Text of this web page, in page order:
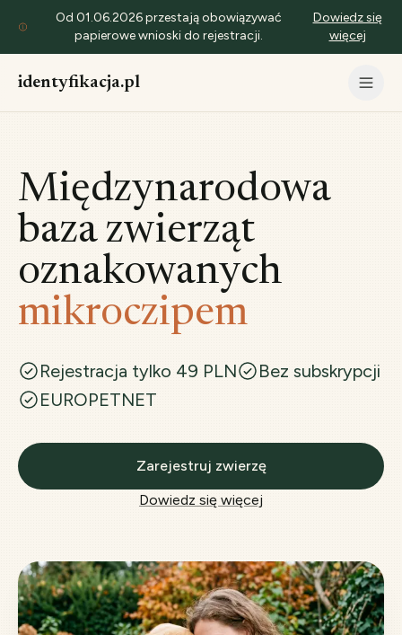
Od 01.06.2026 przestają obowiązywać
papierowe wnioski do rejestracji.
Dowiedz się
więcej
identyfikacja.pl
Międzynarodowa
baza zwierząt
oznakowanych
mikroczipem
Rejestracja tylko 49 PLN
Bez subskrypcji
EUROPETNET
Zarejestruj zwierzę
Dowiedz się więcej